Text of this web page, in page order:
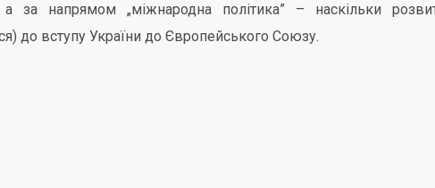
а за напрямом „міжнародна політика” – наскільки
до вступу України до Європейського Союзу.